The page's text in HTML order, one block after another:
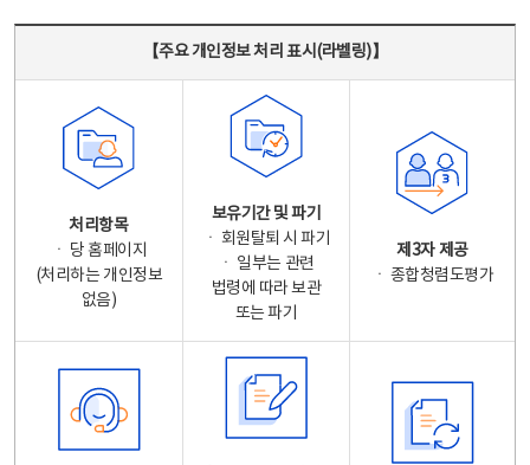
【주요 개인정보 처리 표시(라벨링)】
처리항목
ㆍ 당 홈페이지
(처리하는 개인정보
없음)
보유기간 및 파기
ㆍ 회원탈퇴 시 파기
ㆍ 일부는 관련
법령에 따라 보관
또는 파기
제3자 제공
ㆍ 종합청렴도평가